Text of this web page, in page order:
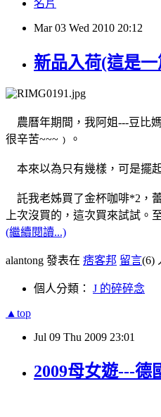
名片
Mar 03 Wed 2010 20:12
新品入荷(這是
農曆年期間，我阿姐---豆比
很辛苦~~~﹚。
本來以為只有幾樣，可是擺
託我老姊買了金杯咖啡*2，
上次沒買的，這次買來試試。
(繼續閱讀...)
alantong 發表在 痞客邦 留言(6)
個人分類： J 的碎碎念
▲top
Jul 09 Thu 2009 23:01
2009母女遊---德